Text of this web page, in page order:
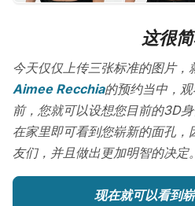
这很
今天仅仅上传三张标准的图片，
Aimee Recchia的预约当中，
前，您就可以设想您目前的3D
在家里即可看到您崭新的面孔
友们，并且做出更加明智的决定。
现在就可以看到